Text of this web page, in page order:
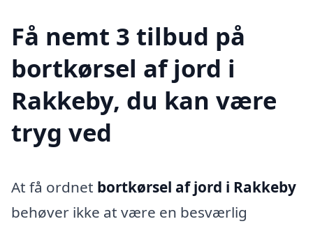
Få nemt 3 tilbud på
bortkørsel af jord i
Rakkeby, du kan være
tryg ved
At få ordnet bortkørsel af jord i Rakkeby
behøver ikke at være en besværlig